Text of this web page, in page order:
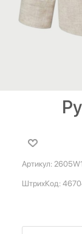
Артикул:
ШтрихКод: